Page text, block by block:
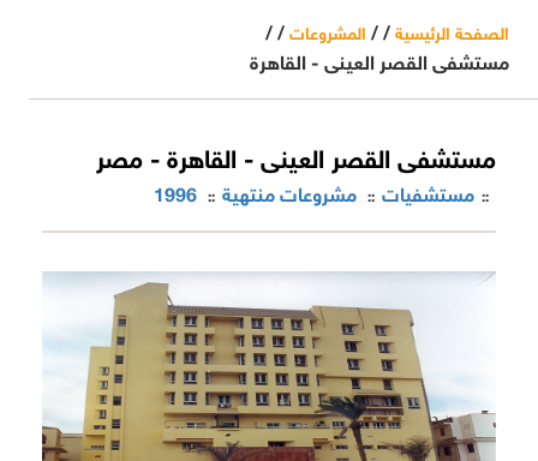
الصفحة الرئيسية / / المشروعات / /
مستشفى القصر العينى - القاهرة
مستشفى القصر العينى - القاهرة - مصر
1996:: مشروعات منتهية:: مستشفيات::